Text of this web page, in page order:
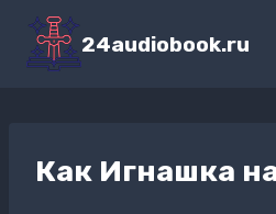
Перейти
содержимому
24audiobook.ru
Как Игнашка